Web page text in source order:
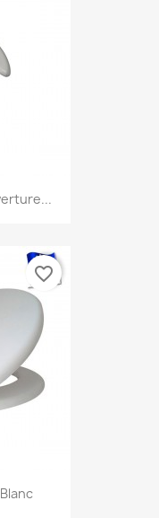
favorite_border